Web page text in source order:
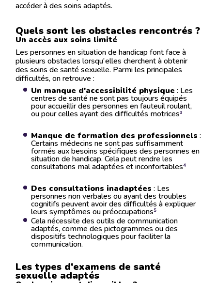
accéder à des soins adaptés.
Quels sont les obstacles rencontrés ?
Un accès aux soins limité
Les personnes en situation de handicap font face à
plusieurs obstacles lorsqu'elles cherchent à obtenir
des soins de santé sexuelle. Parmi les principales
difficultés, on retrouve :
Un manque d'accessibilité physique : Les
centres de santé ne sont pas toujours équipés
pour accueillir des personnes en fauteuil roulant,
ou pour celles ayant des difficultés motrices​³
Manque de formation des professionnels :
Certains médecins ne sont pas suffisamment
formés aux besoins spécifiques des personnes en
situation de handicap. Cela peut rendre les
consultations mal adaptées et inconfortables​⁴
Des consultations inadaptées : Les
personnes non verbales ou ayant des troubles
cognitifs peuvent avoir des difficultés à expliquer
leurs symptômes ou préoccupations​⁵
Cela nécessite des outils de communication
adaptés, comme des pictogrammes ou des
dispositifs technologiques pour faciliter la
communication.
Les types d'examens de santé
sexuelle adaptés